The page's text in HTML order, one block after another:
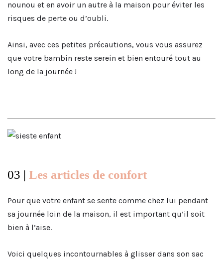
nounou et en avoir un autre à la maison pour éviter les
risques de perte ou d’oubli.
Ainsi, avec ces petites précautions, vous vous assurez
que votre bambin reste serein et bien entouré tout au
long de la journée !
03 | Les articles de confort
Pour que votre enfant se sente comme chez lui pendant
sa journée loin de la maison, il est important qu’il soit
bien à l’aise.
Voici quelques incontournables à glisser dans son sac